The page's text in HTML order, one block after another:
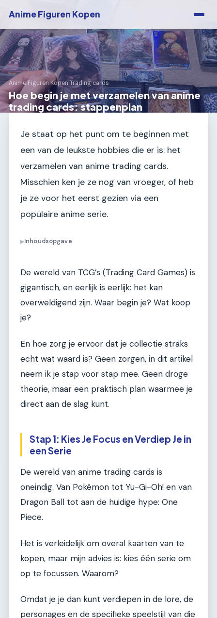
Anime Figuren Kopen
Anime Figuren Kopen›Trading cards
Hoe begin je met verzamelen van anime
trading cards: stappenplan
Je staat op het punt om te beginnen met
een van de leukste hobbies die er is: het
verzamelen van anime trading cards.
Misschien ken je ze nog van vroeger, of heb
je ze voor het eerst gezien via een
populaire anime serie.
▶Inhoudsopgave
De wereld van TCG’s (Trading Card Games) is
gigantisch, en eerlijk is eerlijk: het kan
overweldigend zijn. Waar begin je? Wat koop
je?
En hoe zorg je ervoor dat je collectie straks
echt wat waard is? Geen zorgen, in dit artikel
neem ik je stap voor stap mee. Geen droge
theorie, maar een praktisch plan waarmee je
direct aan de slag kunt.
Stap 1: Kies Je Focus en Verdiep Je in
een Serie
De wereld van anime trading cards is
oneindig. Van Pokémon tot Yu-Gi-Oh! en van
Dragon Ball tot aan de huidige hype: One
Piece.
Het is verleidelijk om overal kaarten van te
kopen, maar mijn advies is: kies één serie om
op te focussen. Waarom?
Omdat je je dan kunt verdiepen in de lore, de
personages en de specifieke speelstijl van die